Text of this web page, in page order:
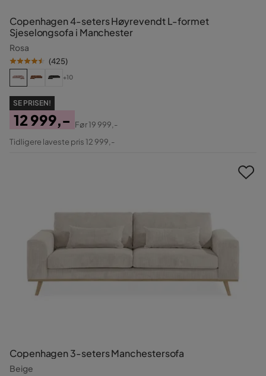
Copenhagen 4-seters Høyrevendt L-formet
Sjeselongsofa i Manchester
Rosa
(425)
+10
SE PRISEN!
Pris
12 999,-
Original
Før19 999,-
Tidligere laveste pris 12 999,-
Copenhagen 3-seters Manchestersofa
Beige